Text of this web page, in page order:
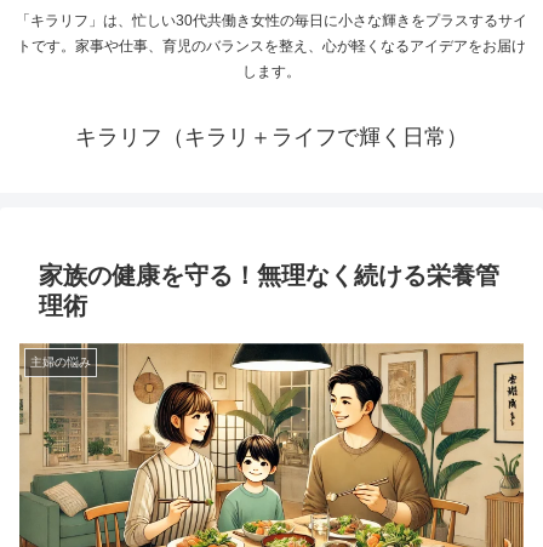
「キラリフ」は、忙しい30代共働き女性の毎日に小さな輝きをプラスするサイ
トです。家事や仕事、育児のバランスを整え、心が軽くなるアイデアをお届け
します。
キラリフ（キラリ＋ライフで輝く日常）
家族の健康を守る！無理なく続ける栄養管
理術
主婦の悩み